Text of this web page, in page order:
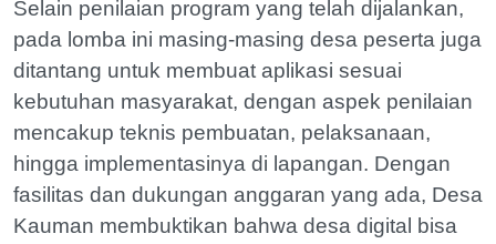
Selain penilaian program yang telah dijalankan,
pada lomba ini masing-masing desa peserta juga
ditantang untuk membuat aplikasi sesuai
kebutuhan masyarakat, dengan aspek penilaian
mencakup teknis pembuatan, pelaksanaan,
hingga implementasinya di lapangan. Dengan
fasilitas dan dukungan anggaran yang ada, Desa
Kauman membuktikan bahwa desa digital bisa